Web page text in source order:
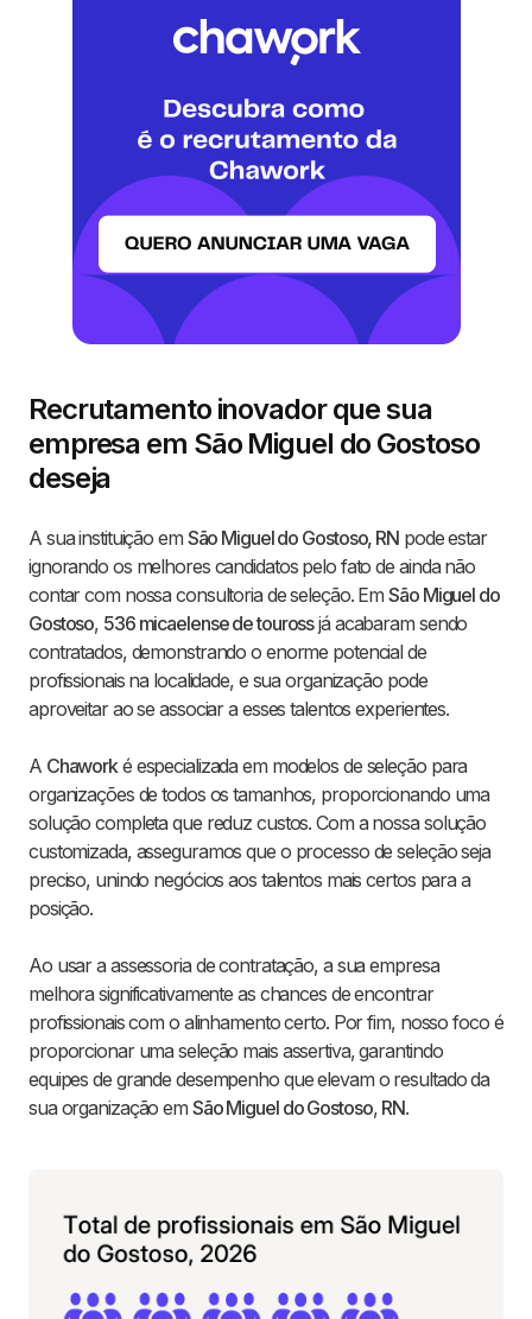
Recrutamento inovador que sua
empresa em São Miguel do Gostoso
deseja
A sua instituição em São Miguel do Gostoso, RNpode estar
ignorando os melhores candidatos pelo fato de ainda não
contar com nossa consultoria de seleção. EmSão Miguel do
Gostoso, 536 micaelense de tourossjá acabaram sendo
contratados, demonstrando o enorme potencial de
profissionais na localidade, e sua organização pode
aproveitar ao se associar a esses talentos experientes.
A Chaworké especializada em modelos de seleção para
organizações de todos os tamanhos, proporcionando uma
solução completa que reduz custos. Com a nossa solução
customizada, asseguramos que o processo de seleção seja
preciso, unindo negócios aos talentos mais certos para a
posição.
Ao usar a assessoria de contratação, a sua empresa
melhora significativamente as chances de encontrar
profissionais com o alinhamento certo. Por fim, nosso foco é
proporcionar uma seleção mais assertiva, garantindo
equipes de grande desempenho que elevam o resultado da
sua organização em São Miguel do Gostoso, RN.